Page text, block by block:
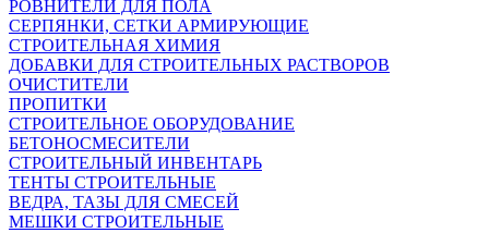
РОВНИТЕЛИ ДЛЯ ПОЛА
СЕРПЯНКИ, СЕТКИ АРМИРУЮЩИЕ
СТРОИТЕЛЬНАЯ ХИМИЯ
ДОБАВКИ ДЛЯ СТРОИТЕЛЬНЫХ РАСТВОРОВ
ОЧИСТИТЕЛИ
ПРОПИТКИ
СТРОИТЕЛЬНОЕ ОБОРУДОВАНИЕ
БЕТОНОСМЕСИТЕЛИ
СТРОИТЕЛЬНЫЙ ИНВЕНТАРЬ
ТЕНТЫ СТРОИТЕЛЬНЫЕ
ВЕДРА, ТАЗЫ ДЛЯ СМЕСЕЙ
МЕШКИ СТРОИТЕЛЬНЫЕ